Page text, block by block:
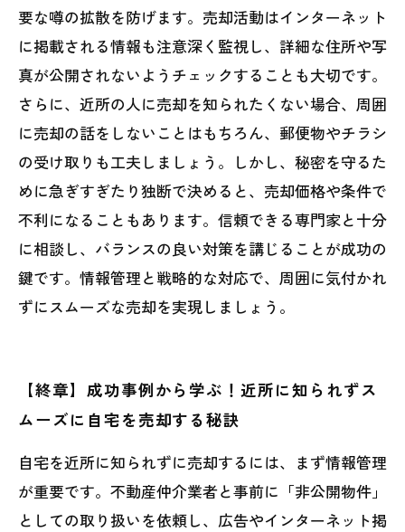
要な噂の拡散を防げます。売却活動はインターネット
に掲載される情報も注意深く監視し、詳細な住所や写
真が公開されないようチェックすることも大切です。
さらに、近所の人に売却を知られたくない場合、周囲
に売却の話をしないことはもちろん、郵便物やチラシ
の受け取りも工夫しましょう。しかし、秘密を守るた
めに急ぎすぎたり独断で決めると、売却価格や条件で
不利になることもあります。信頼できる専門家と十分
に相談し、バランスの良い対策を講じることが成功の
鍵です。情報管理と戦略的な対応で、周囲に気付かれ
ずにスムーズな売却を実現しましょう。
【終章】成功事例から学ぶ！近所に知られずス
ムーズに自宅を売却する秘訣
自宅を近所に知られずに売却するには、まず情報管理
が重要です。不動産仲介業者と事前に「非公開物件」
としての取り扱いを依頼し、広告やインターネット掲